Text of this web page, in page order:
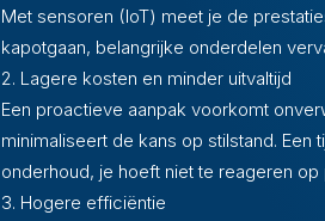
Met sensoren (IoT) meet je de
kapotgaan, belangrijke onderdelen
Lagere kosten en minder uitvaltijd
Een proactieve aanpak voorkomt
minimaliseert de kans op stilstand.
onderhoud, je hoeft niet te reageren op
Hogere efficiëntie